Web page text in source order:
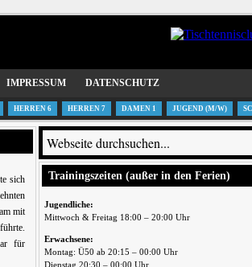
IMPRESSUM DATENSCHUTZ
HERREN 6 HERREN 7 DAMEN 1 JUGEND (M/W)
sich
mit
für
Trainingszeiten (außer in den Ferien)
Jugendliche:
Mittwoch & Freitag 18:00 – 20:00 Uhr
Erwachsene:
Montag: Ü50 ab 20:15 – 00:00 Uhr
Dienstag 20:30 – 00:00 Uhr